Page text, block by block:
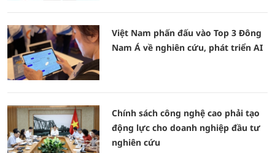
Việt Nam phấn đấu vào Top 3 Đông
Nam Á về nghiên cứu, phát triển AI
Chính sách công nghệ cao phải tạo
động lực cho doanh nghiệp đầu tư
nghiên cứu